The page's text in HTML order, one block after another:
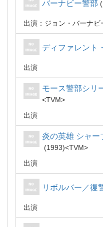
バーナビー警部
出演：ジョン・バーナビ
ディファレント
出演
モース警部シ
TVM
出演
炎の英雄 シャ
1993
TVM
出演
リボルバー／復
出演